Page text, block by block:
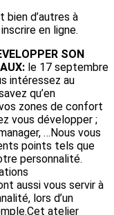
bien d’autres à
en ligne.
SON
le 17 septembre
intéressez au
qu’en
zones de confort
vous développer ;
…Nous vous
points tels que
personnalité.
aussi vous servir à
lors d’un
atelier